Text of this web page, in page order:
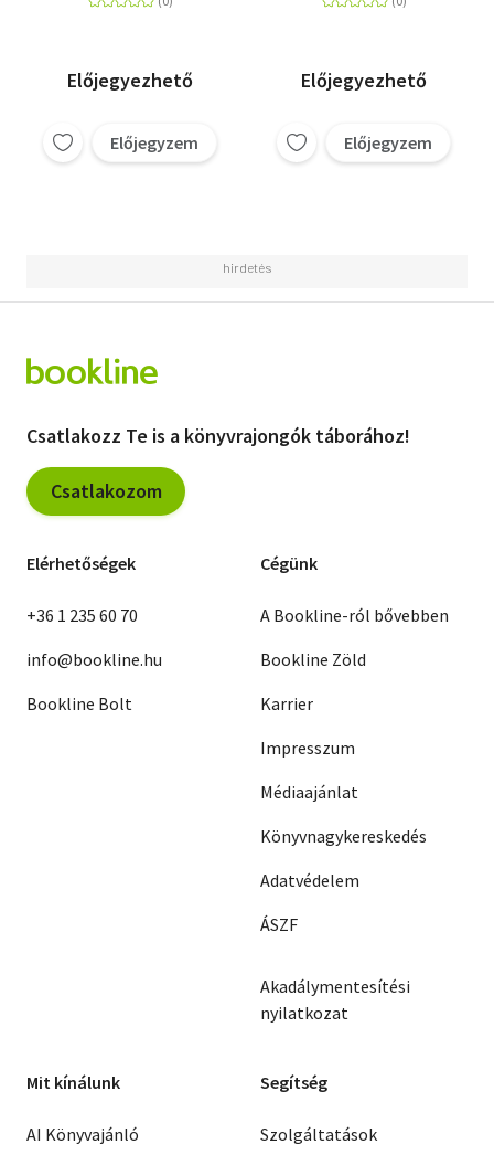
Előjegyezhető
Előjegyzem
Előjegyezhető
Előjegyzem
Csatlakozz Te is a könyvrajongók táborához!
Csatlakozom
Elérhetőségek
+36 1 235 60 70
info@bookline.hu
Bookline Bolt
Cégünk
A Bookline-ról bővebben
Bookline Zöld
Karrier
Impresszum
Médiaajánlat
Könyvnagykereskedés
Adatvédelem
ÁSZF
Akadálymentesítési
nyilatkozat
Mit kínálunk
AI Könyvajánló
Segítség
Szolgáltatások